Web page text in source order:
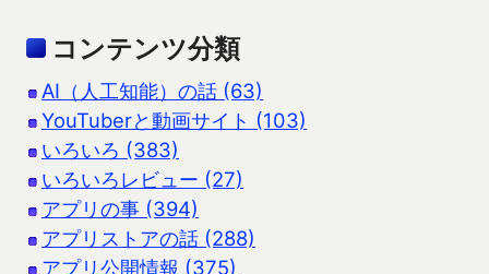
コンテンツ分類
AI（人工知能）の話 (63)
YouTuberと動画サイト (103)
いろいろ (383)
いろいろレビュー (27)
アプリの事 (394)
アプリストアの話 (288)
アプリ公開情報 (375)